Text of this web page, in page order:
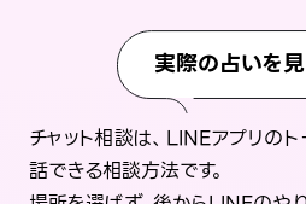
実際の占いを
チャット相談は、LINEアプリの
話できる相談方法です。